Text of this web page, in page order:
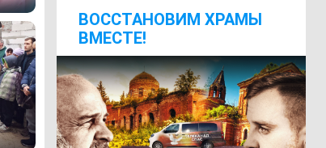
ВОCСТАНОВИМ ХРАМЫ
ВМЕСТЕ!